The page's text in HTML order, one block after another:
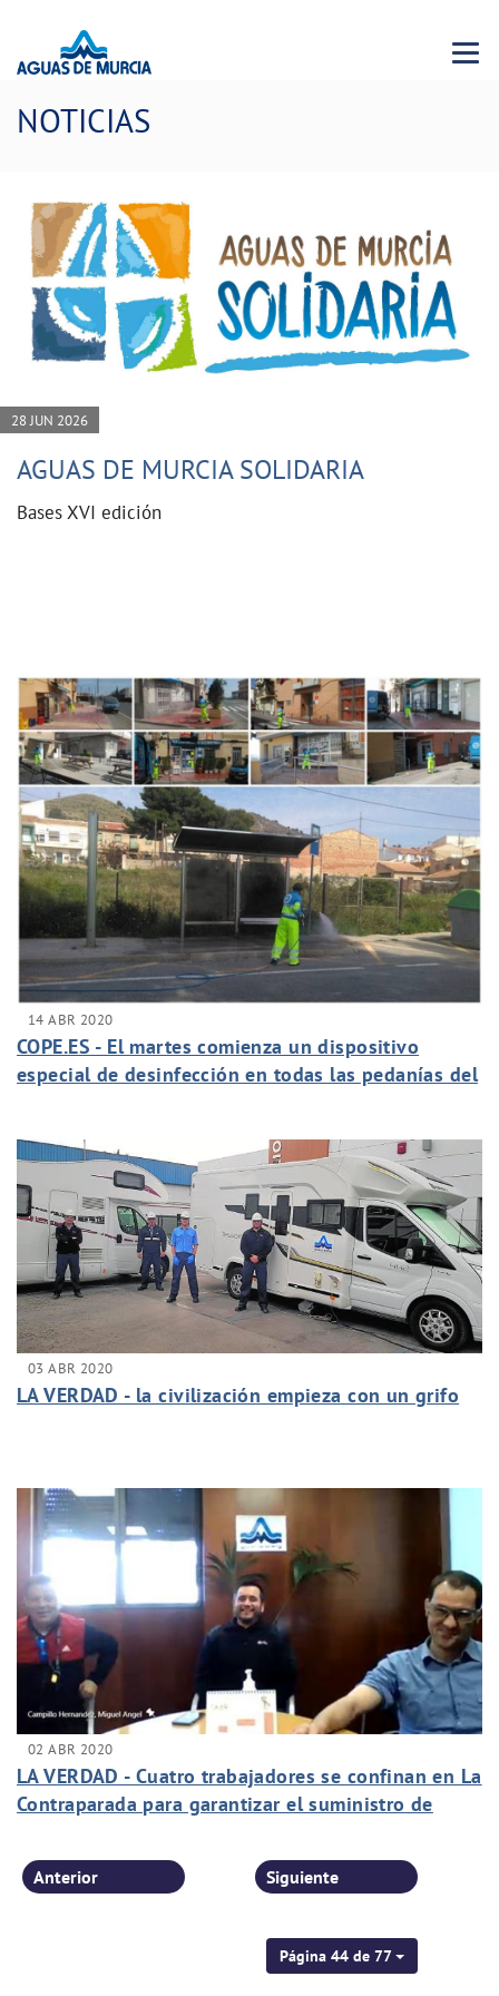
Menu
NOTICIAS
28 JUN 2026
AGUAS DE MURCIA SOLIDARIA
Bases XVI edición
14 ABR 2020
COPE.ES - El martes comienza un dispositivo
especial de desinfección en todas las pedanías del
03 ABR 2020
LA VERDAD - la civilización empieza con un grifo
02 ABR 2020
LA VERDAD - Cuatro trabajadores se confinan en La
Contraparada para garantizar el suministro de
Página 44 de 77
Anterior Siguiente